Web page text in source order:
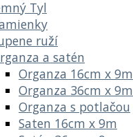
Tyl
ruží
a satén
Organza 16cm x 9m
Organza 36cm x 9m
Organza s potlačou
Saten 16cm x 9m